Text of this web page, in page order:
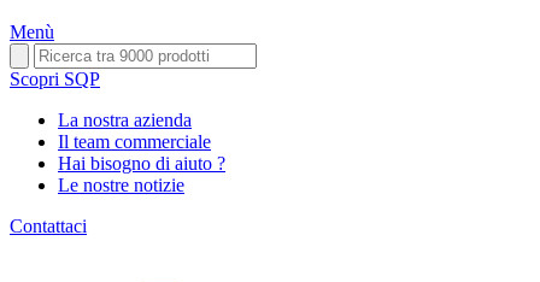
Menù
Scopri SQP
La nostra azienda
Il team commerciale
Hai bisogno di aiuto ?
Le nostre notizie
Contattaci